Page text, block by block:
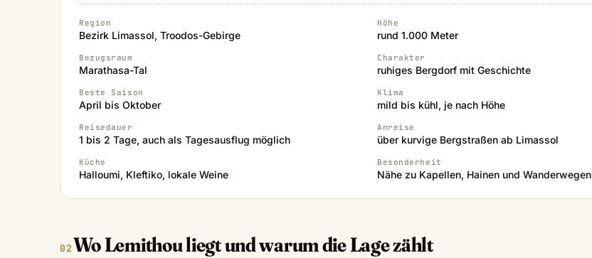
Region
Bezirk Limassol, Troodos-Gebirge
Höhe
rund 1.000 Meter
Bezugsraum
Marathasa-Tal
Charakter
ruhiges Bergdorf mit Geschichte
Beste Saison
April bis Oktober
Klima
mild bis kühl, je nach Höhe
Reisedauer
1 bis 2 Tage, auch als Tagesausflug möglich
Anreise
über kurvige Bergstraßen ab Limassol
Küche
Halloumi, Kleftiko, lokale Weine
Besonderheit
Nähe zu Kapellen, Hainen und Wanderwegen
Wo Lemithou liegt und warum die Lage zählt